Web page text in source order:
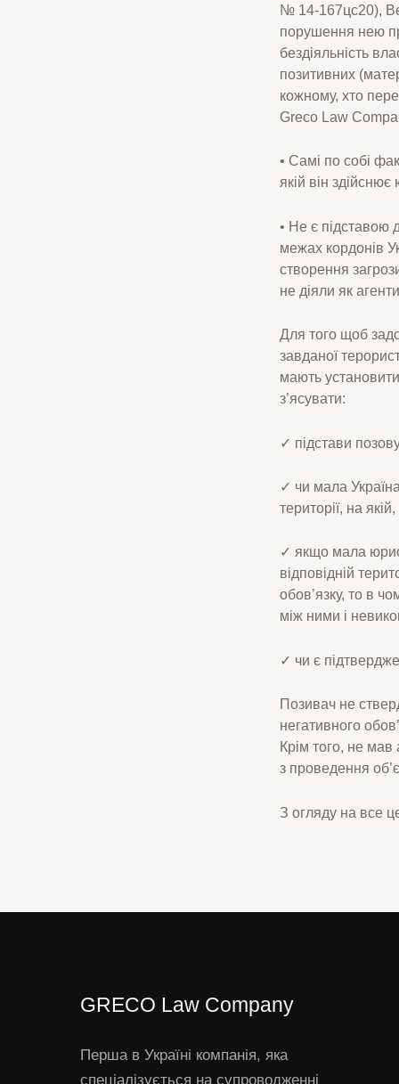
№ 14-167цс20),
порушення нею
бездіяльність
позитивних
кожному, хто
Greco Law
• Самі по собі
якій він
• Не є підставою
межах кордонів
створення
не діяли як
Для того щоб
завданої
мають
з’ясувати:
✓ підстави
✓ чи мала
території, на
✓ якщо мала
відповідній
обов’язку, то в
між ними і
✓ чи є
Позивач не
негативного
Крім того, не
з проведення
З огляду на все
GRECO Law Company
Перша в Україні компанія, яка
спеціалізується на супроводженні